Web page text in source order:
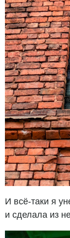
И всё-таки я
и сделала из